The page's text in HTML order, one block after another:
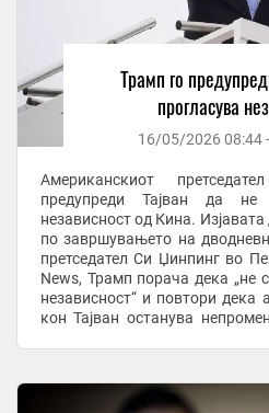
Трамп го
прогласува
16/05/2026 08:44 -
Американскиот
предупреди Тајван да не
независност од Кина.
по завршувањето на
претседател Си Џинпинг во
News, Трамп порача дека „не
независност“ и повтори дека
кон Тајван останува